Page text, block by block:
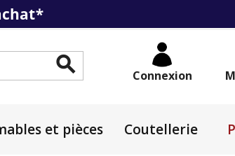
 Connexion
et pièces Coutellerie